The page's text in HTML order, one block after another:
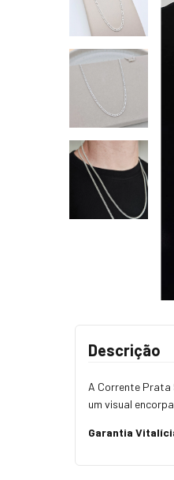
Descrição
A Corrente Prata
um visual
Garantia